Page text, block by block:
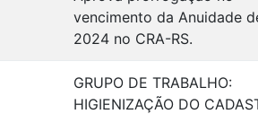
vencimento da Anuidade
2024 no CRA-RS.
GRUPO DE TRABALHO:
HIGIENIZAÇÃO DO